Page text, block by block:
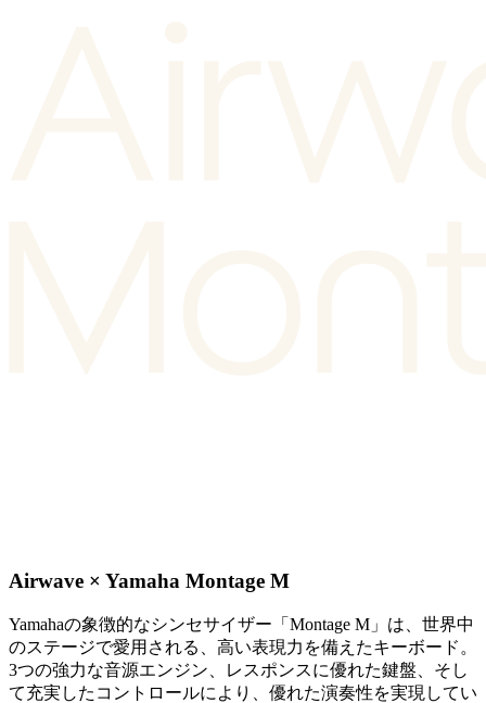
Airwave × Yamaha Montage M
Yamahaの象徴的なシンセサイザー「Montage M」は、世界中
のステージで愛用される、高い表現力を備えたキーボード。
3つの強力な音源エンジン、レスポンスに優れた鍵盤、そし
て充実したコントロールにより、優れた演奏性を実現してい